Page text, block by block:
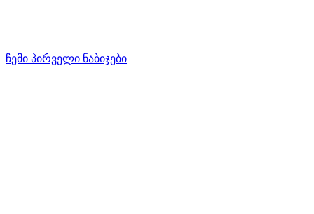
ჩემი პირველი ნაბიჯები